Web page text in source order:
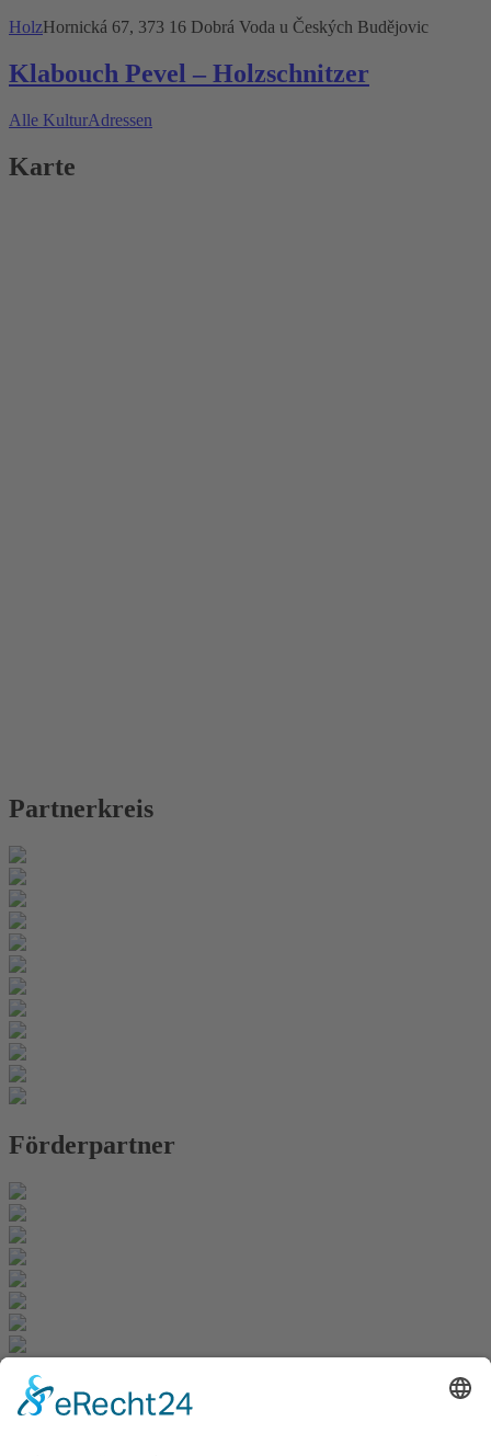
HolzHornická 67, 373 16 Dobrá Voda u Českých Budějovic
Klabouch Pevel – Holzschnitzer
Alle KulturAdressen
Karte
Partnerkreis
Förderpartner
Newsletter